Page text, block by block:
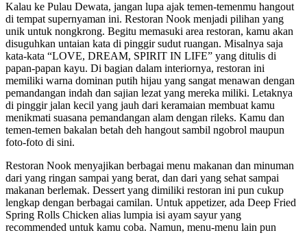
Kalau ke Pulau Dewata, jangan lupa ajak temen-temenmu hangout
di tempat supernyaman ini. Restoran Nook menjadi pilihan yang
unik untuk nongkrong. Begitu memasuki area restoran, kamu akan
disuguhkan untaian kata di pinggir sudut ruangan. Misalnya saja
kata-kata “LOVE, DREAM, SPIRIT IN LIFE” yang ditulis di
papan-papan kayu. Di bagian dalam interiornya, restoran ini
memiliki warna dominan putih hijau yang sangat menawan dengan
pemandangan indah dan sajian lezat yang mereka miliki. Letaknya
di pinggir jalan kecil yang jauh dari keramaian membuat kamu
menikmati suasana pemandangan alam dengan rileks. Kamu dan
temen-temen bakalan betah deh hangout sambil ngobrol maupun
foto-foto di sini.
Restoran Nook menyajikan berbagai menu makanan dan minuman
dari yang ringan sampai yang berat, dan dari yang sehat sampai
makanan berlemak. Dessert yang dimiliki restoran ini pun cukup
lengkap dengan berbagai camilan. Untuk appetizer, ada Deep Fried
Spring Rolls Chicken alias lumpia isi ayam sayur yang
recommended untuk kamu coba. Namun, menu-menu lain pun